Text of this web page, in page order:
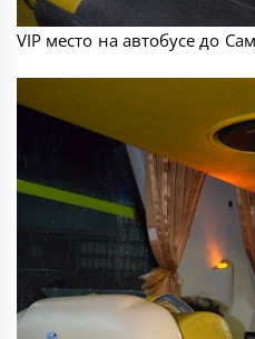
VIP место на автобусе до